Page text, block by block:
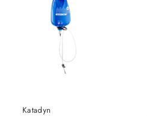
Katadyn